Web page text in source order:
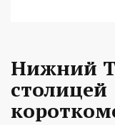
Нижний
столицей